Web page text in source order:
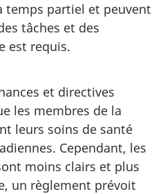
temps partiel et peuvent
tâches et des
est requis.
et directives
les membres de la
leurs soins de santé
Cependant, les
moins clairs et plus
un règlement prévoit